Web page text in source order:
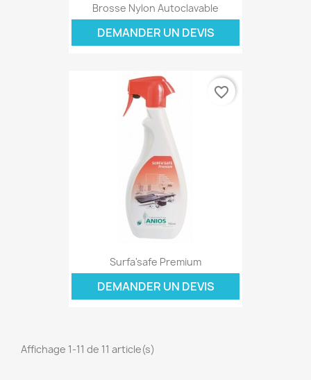
Brosse Nylon Autoclavable
DEMANDER UN DEVIS
Surfa'safe Premium
DEMANDER UN DEVIS
favorite_border
Affichage 1-11 de 11 article(s)